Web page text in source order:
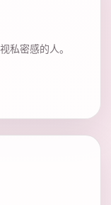
私密感的人。